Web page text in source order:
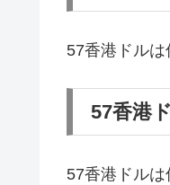
57香港ドルは
57香港
57香港ドルは